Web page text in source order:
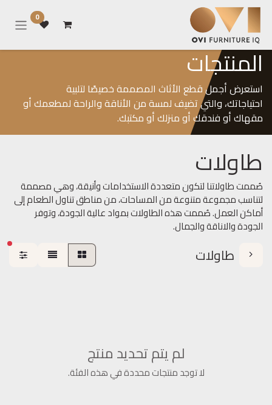
تخطي للذهاب إلى المحتوى
0
المنتجات
استعرض أجمل قطع الأثاث المصممة خصيصًا لتلبية
احتياجاتك، والتي تضيف لمسة من الأناقة والراحة لمطعمك أو
مقهاك أو فندقك أو منزلك أو مكتبك.
طاولات
صُممت طاولاتنا لتكون متعددة الاستخدامات وأنيقة، وهي مصممة
لتناسب مجموعة متنوعة من المساحات، من مناطق تناول الطعام إلى
أماكن العمل. صُممت هذه الطاولات بمواد عالية الجودة، وتوفر
الجودة والاناقة والجمال.
طاولات
لم يتم تحديد منتج
لا توجد منتجات محددة في هذه الفئة.